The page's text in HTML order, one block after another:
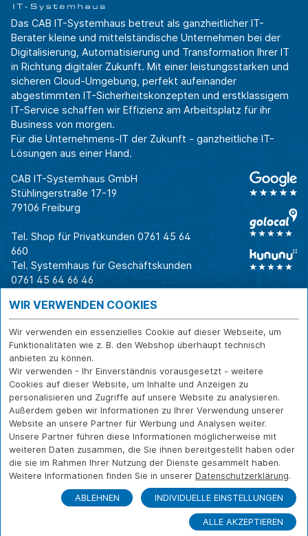
Das CAB IT-Systemhaus betreut als ganzheitlicher IT-
Berater kleine und mittelständische Unternehmen bei der
Digitalisierung, Automatisierung und Transformation Ihrer IT
in Richtung digitaler Zukunft. Mit einer leistungsstarken und
sicheren Cloud-Umgebung, perfekt aufeinander
abgestimmten IT-Sicherheitskonzepten und erstklassigem
IT-Service schaffen wir Effizienz am Arbeitsplatz für ihr
Business von morgen.
Für die Unternehmens-IT der Zukunft - ganzheitliche IT-
Lösungen aus einer Hand.
CAB IT-Systemhaus GmbH
Stühlingerstraße 17-19
79106 Freiburg
Tel. Shop für Privatkunden 0761 45 64
660
Tel. Systemhaus für Geschäftskunden
0761 45 64 66 46
Warum CAB
Für Business-
Entscheider
Für IT-Leiter
Für Privatkunden
Erfolgsgeschichte
n
Branchen
IT für
IT-Security
IT-Infrastruktur
Softwarelösungen
WLAN-Lösungen
IT-Beratung und
Service
Reparatur
Versand- und
Zahlarten
Rücksendung und
Widerruf
Über CAB
Karriere
Sponsoring
Kontakt
IMPRESSUM
DATENSCHUTZ
FERNWARTUNG
© Copyright CAB IT-SYSTEMHAUS GmbH
WIR VERWENDEN COOKIES
Wir verwenden ein essenzielles Cookie auf dieser Webseite, um
Funktionalitäten wie z. B. den Webshop überhaupt technisch
anbieten zu können.
Wir verwenden - Ihr Einverständnis vorausgesetzt - weitere
Cookies auf dieser Website, um Inhalte und Anzeigen zu
personalisieren und Zugriffe auf unsere Website zu analysieren.
Außerdem geben wir Informationen zu Ihrer Verwendung unserer
Website an unsere Partner für Werbung und Analysen weiter.
Unsere Partner führen diese Informationen möglicherweise mit
weiteren Daten zusammen, die Sie ihnen bereitgestellt haben oder
die sie im Rahmen Ihrer Nutzung der Dienste gesammelt haben.
Weitere Informationen finden Sie in unserer Datenschutzerklärung.
ABLEHNEN INDIVIDUELLE EINSTELLUNGEN
ALLE AKZEPTIEREN